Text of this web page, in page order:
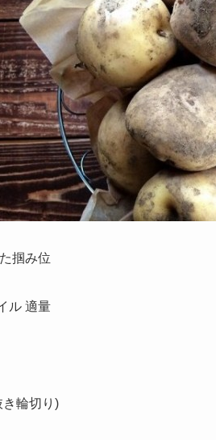
掴み位
ル 適量
き輪切り)